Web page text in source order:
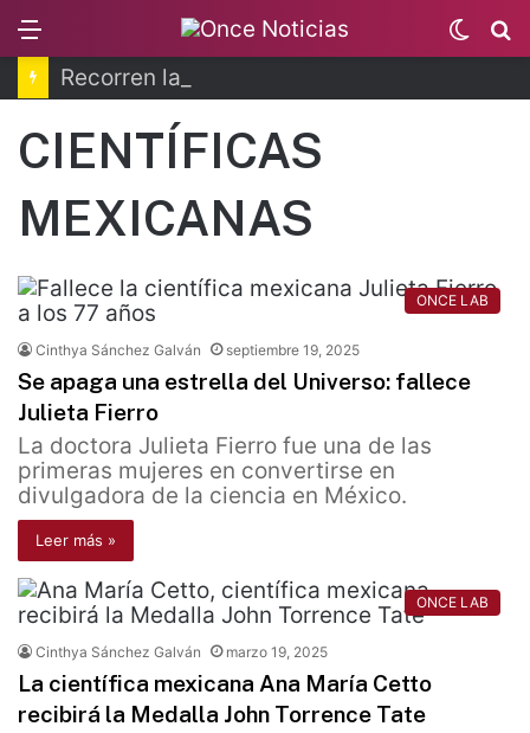
Switch
skin
CIENTÍFICAS
MEXICANAS
ONCE LAB
Cinthya Sánchez Galván septiembre 19, 2025
Se apaga una estrella del Universo: fallece
Julieta Fierro
La doctora Julieta Fierro fue una de las
primeras mujeres en convertirse en
divulgadora de la ciencia en México.
Leer más »
ONCE LAB
Cinthya Sánchez Galván marzo 19, 2025
La científica mexicana Ana María Cetto
recibirá la Medalla John Torrence Tate